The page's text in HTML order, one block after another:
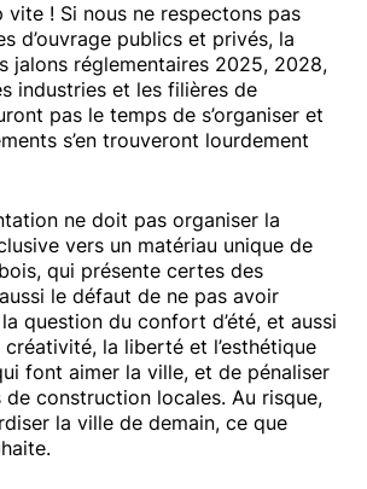
vite ! Si nous ne respectons pas
d’ouvrage publics et privés, la
jalons réglementaires 2025, 2028,
industries et les filières de
pas le temps de s’organiser et
s’en trouveront lourdement
ne doit pas organiser la
vers un matériau unique de
qui présente certes des
le défaut de ne pas avoir
question du confort d’été, et aussi
la liberté et l’esthétique
font aimer la ville, et de pénaliser
construction locales. Au risque,
la ville de demain, ce que